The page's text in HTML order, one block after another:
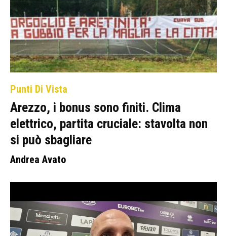
Punti Di Vista
Arezzo, i bonus sono finiti. Clima
elettrico, partita cruciale: stavolta non
si può sbagliare
Andrea Avato